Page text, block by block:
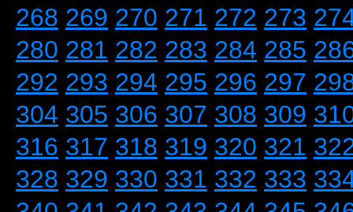
268 269 270 271 272 273
280 281 282 283 284 285
292 293 294 295 296 297
304 305 306 307 308 309
316 317 318 319 320 321
328 329 330 331 332 333